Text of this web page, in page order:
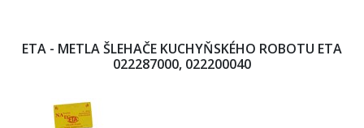
ETA - METLA ŠLEHAČE KUCHYŇSKÉHO ROBOTU ETA
022287000, 022200040